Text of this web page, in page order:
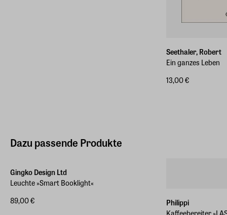
Seethaler, Robert
Ein ganzes Leben
13,00 €
Dazu passende Produkte
Gingko Design Ltd
Leuchte »Smart Booklight«
89,00 €
Philippi